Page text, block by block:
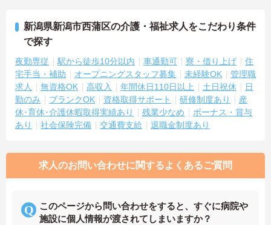
新潟県新潟市西蒲区の介護・福祉求人をこだわり条件
で探す
夜勤専従 駅から徒歩10分以内 車通勤可 寮・借り上げ
住
宅手当・補助
オープニングスタッフ募集 未経験OK
管理職
求人
無資格OK 高収入 年間休日110日以上 土日祝休
日
勤のみ
ブランクOK 資格取得サポート 研修制度あり
産
休･育休･介護休暇取得実績あり
残業少なめ
ボーナス・賞与
あり
社会保険完備 交通費支給 退職金制度あり
求人のお問い合わせに関するよくあるご質問
このページから問い合わせをすると、すぐに病院や
施設に個人情報が渡されてしまいますか？